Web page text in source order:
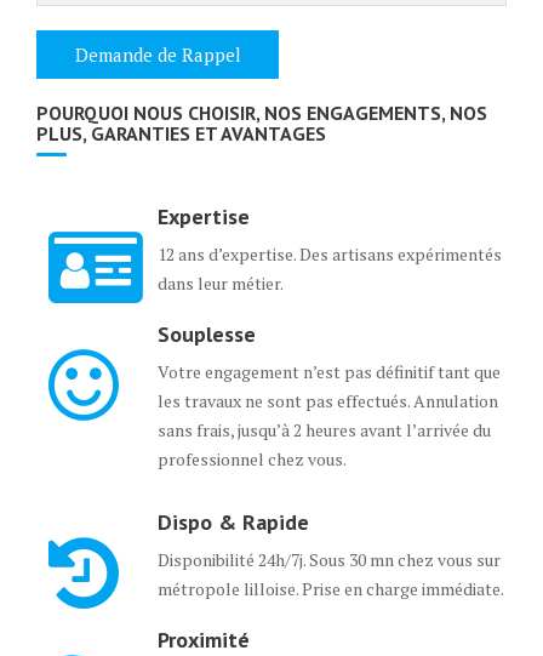
POURQUOI NOUS CHOISIR, NOS ENGAGEMENTS, NOS
PLUS, GARANTIES ET AVANTAGES
Expertise
12 ans d’expertise. Des artisans expérimentés
dans leur métier.
Souplesse
Votre engagement n’est pas définitif tant que
les travaux ne sont pas effectués. Annulation
sans frais, jusqu’à 2 heures avant l’arrivée du
professionnel chez vous.
Dispo & Rapide
Disponibilité 24h/7j. Sous 30 mn chez vous sur
métropole lilloise. Prise en charge immédiate.
Proximité